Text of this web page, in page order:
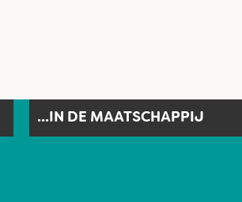
...IN DE MAATSCHAPPIJ